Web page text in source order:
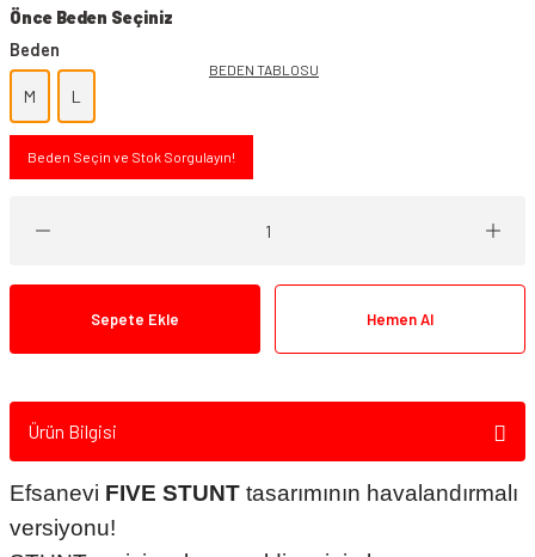
Önce Beden Seçiniz
Beden
M L
BEDEN TABLOSU
Beden Seçin ve Stok Sorgulayın!
Sepete Ekle Hemen Al
Ürün Bilgisi
Efsanevi FIVE STUNT tasarımının havalandırmalı
versiyonu!